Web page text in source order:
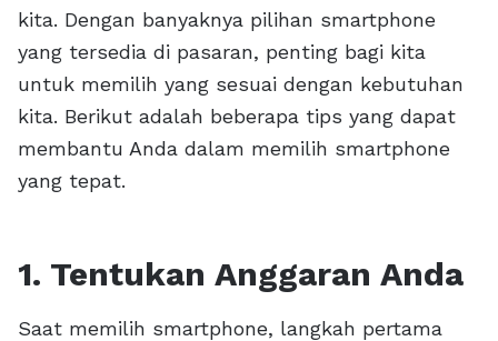
kita. Dengan banyaknya pilihan smartphone
yang tersedia di pasaran, penting bagi kita
untuk memilih yang sesuai dengan kebutuhan
kita. Berikut adalah beberapa tips yang dapat
membantu Anda dalam memilih smartphone
yang tepat.
1. Tentukan Anggaran Anda
Saat memilih smartphone, langkah pertama